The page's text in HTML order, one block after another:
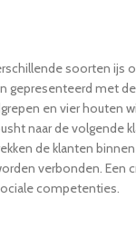
soorten ijs
gepresenteerd met
en vier houten
naar de volgende
de klanten
verbonden. Een
competenties.